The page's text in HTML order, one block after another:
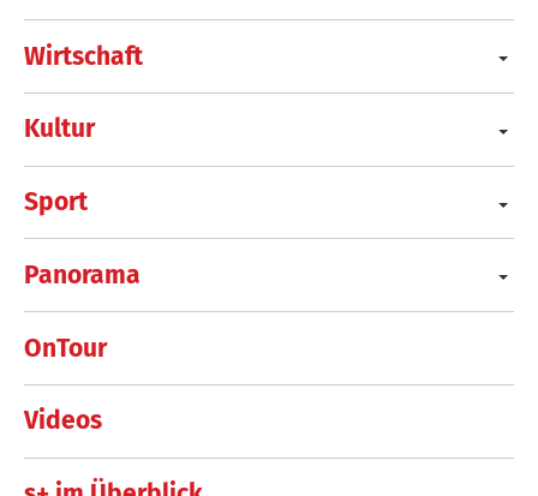
Wirtschaft
Kultur
Sport
Panorama
OnTour
Videos